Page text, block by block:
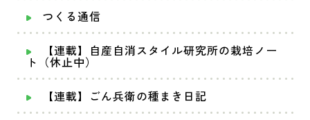
つくる通信
【連載】自産自消スタイル研究所の栽培ノー
ト（休止中）
【連載】ごん兵衛の種まき日記